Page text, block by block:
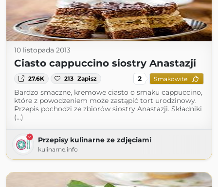
10 listopada 2013
Ciasto cappuccino siostry Anastazji
27.6K 213 Zapisz 2 Smakowite
Bardzo smaczne, kremowe ciasto o smaku cappuccino,
które z powodzeniem może zastąpić tort urodzinowy.
Przepis pochodzi ze zbiorów siostry Anastazji. Składniki
(...)
Przepisy kulinarne ze zdjęciami
kulinarne.info